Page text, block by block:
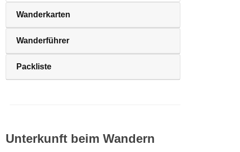
Wanderkarten
Wanderführer
Packliste
Unterkunft beim Wandern